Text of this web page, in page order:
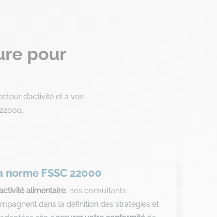
pour
d’activité et à vos
FSSC 22000
alimentaire, nos consultants
dans la définition des stratégies et